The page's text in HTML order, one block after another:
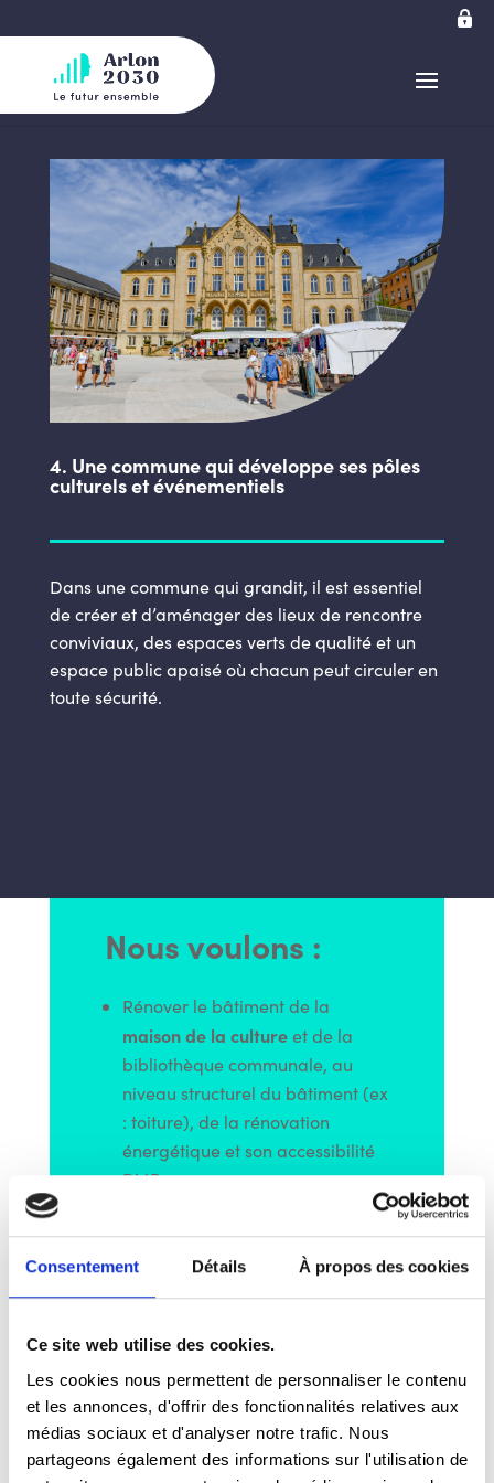
Consentement Détails À propos des cookies
Ce site web utilise des cookies.
Les cookies nous permettent de personnaliser le contenu
et les annonces, d'offrir des fonctionnalités relatives aux
médias sociaux et d'analyser notre trafic. Nous
partageons également des informations sur l'utilisation de
4. Une commune qui développe ses pôles
culturels et événementiels
Dans une commune qui grandit, il est essentiel
de créer et d’aménager des lieux de rencontre
conviviaux, des espaces verts de qualité et un
espace public apaisé où chacun peut circuler en
toute sécurité.
Nous voulons :
Rénover le bâtiment de la
maison de la cultureet de la
bibliothèque communale, au
niveau structurel du bâtiment (ex
: toiture), de la rénovation
énergétique et son accessibilité
PMR
espace événementiel moderne
et polyvalent, via un nouveau
projet architectural en phase
Développer un pôle culturel et
touristique d’envergure dans
l’ensemble Palais-Hôtel du
Nord, en lien direct l’Espace
Léopold